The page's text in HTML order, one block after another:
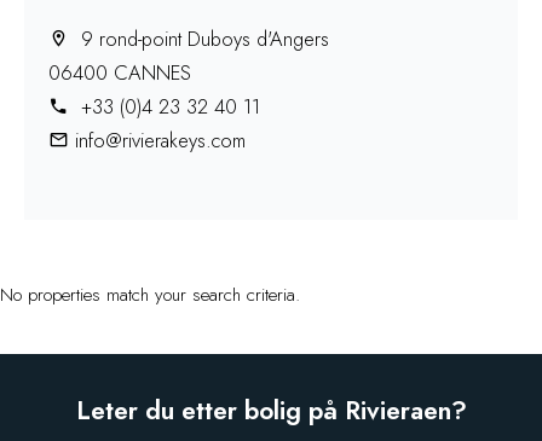
9 rond-point Duboys d'Angers
06400 CANNES
+33 (0)4 23 32 40 11
info@rivierakeys.com
No properties match your search criteria.
Leter du etter bolig på Rivieraen?